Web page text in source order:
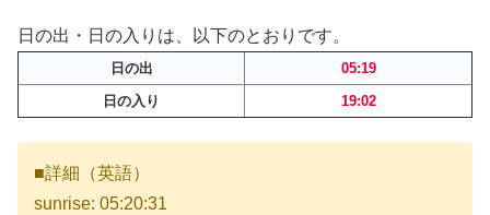
日の出・日の入りは、以下のとおりです。
日の出
05:19
日の入り
19:02
■詳細（英語）
sunrise: 05:20:31